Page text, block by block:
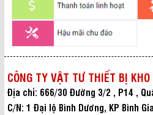
CÔNG TY VẬT TƯ THIẾT BỊ
Địa chỉ: 666/30 Đường 3/2 , P14 ,
C/N: 1 Đại lộ Bình Dương, KP Bình